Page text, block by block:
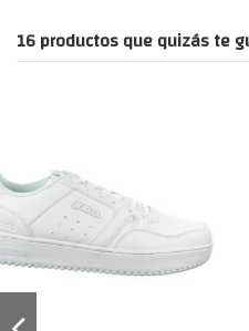
16 productos que quizás te